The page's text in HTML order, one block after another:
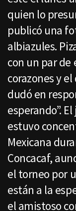
quien lo
publicó una
albiazules.
con un par de
corazones y
dudó en
esperando”.
estuvo
Mexicana
Concacaf,
el torneo por
están a la
el amistoso